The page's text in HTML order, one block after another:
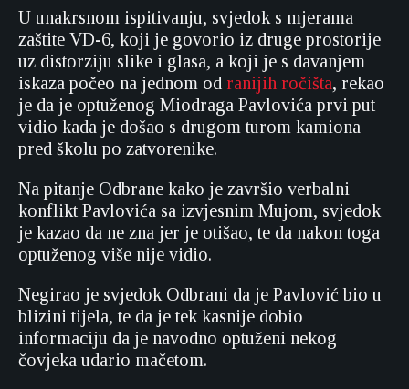
U unakrsnom ispitivanju, svjedok s mjerama
zaštite VD-6, koji je govorio iz druge prostorije
uz distorziju slike i glasa, a koji je s davanjem
iskaza počeo na jednom od ranijih ročišta, rekao
je da je optuženog Miodraga Pavlovića prvi put
vidio kada je došao s drugom turom kamiona
pred školu po zatvorenike.
Na pitanje Odbrane kako je završio verbalni
konflikt Pavlovića sa izvjesnim Mujom, svjedok
je kazao da ne zna jer je otišao, te da nakon toga
optuženog više nije vidio.
Negirao je svjedok Odbrani da je Pavlović bio u
blizini tijela, te da je tek kasnije dobio
informaciju da je navodno optuženi nekog
čovjeka udario mačetom.